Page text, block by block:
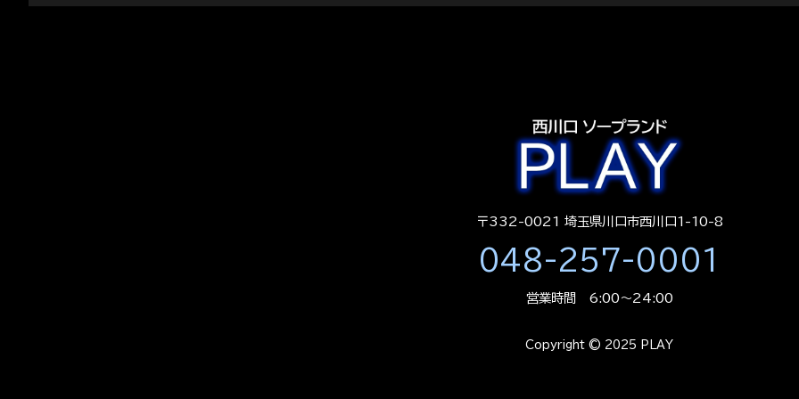
〒332-0021 埼玉県川口市西川口1-10-8
048-257-0001
営業時間 6:00～24:00
Copyright © 2025 PLAY